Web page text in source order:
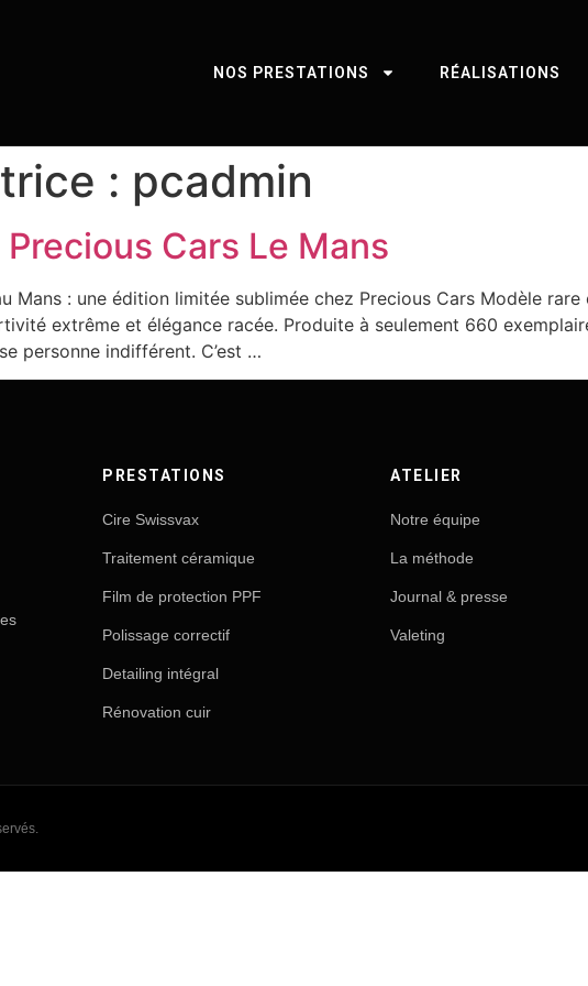
NOS PRESTATIONS RÉALISATIONS
: pcadmin
Precious Cars Le Mans
Mans : une édition limitée sublimée chez Precious Cars Modèle
extrême et élégance racée. Produite à seulement 660
personne indifférent. C’est …
PRESTATIONS
Cire Swissvax
Traitement céramique
Film de protection PPF
Polissage correctif
Detailing intégral
Rénovation cuir
ATELIER
Notre équipe
La méthode
Journal & presse
Valeting